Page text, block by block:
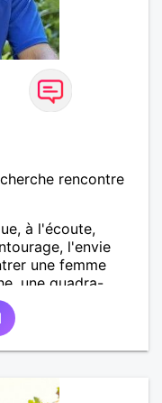
rencontre
à l'écoute,
l'envie
une femme
une quadra-
belle ensemble.
la nature, rêver,